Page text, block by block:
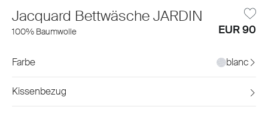
Jacquard Bettwäsche JARDIN
100% Baumwolle EUR 90
Farbe blanc
Kissenbezug